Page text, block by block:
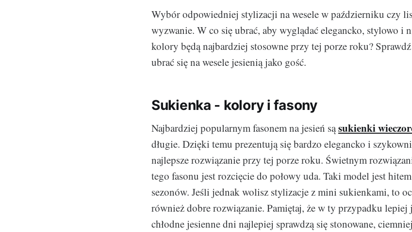
Wybór odpowiedniej stylizacji na wesele w październiku czy
wyzwanie. W co się ubrać, aby wyglądać elegancko, stylowo i
kolory będą najbardziej stosowne przy tej porze roku?
ubrać się na wesele jesienią jako gość.
Sukienka - kolory i fasony
Najbardziej popularnym fasonem na jesień sąsukienki
długie. Dzięki temu prezentują się bardzo elegancko i
najlepsze rozwiązanie przy tej porze roku. Świetnym
tego fasonu jest rozcięcie do połowy uda. Taki model jest
sezonów. Jeśli jednak wolisz stylizacje z mini sukienkami, to
również dobre rozwiązanie. Pamiętaj, że w ty przypadku lepiej
chłodne jesienne dni najlepiej sprawdzą się stonowane,